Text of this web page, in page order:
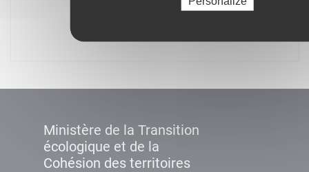
Ministère de la Transition
écologique et de la
Cohésion des territoires